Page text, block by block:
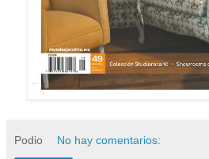
Podio No hay comentarios: